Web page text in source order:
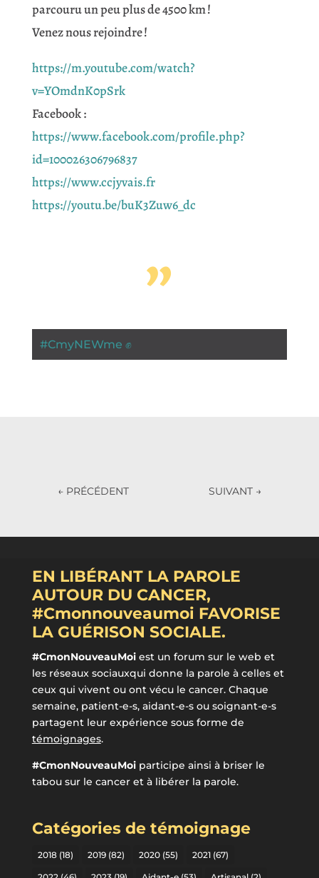
parcouru un peu plus de 4500 km !
Venez nous rejoindre !
https://m.youtube.com/watch?
v=YOmdnK0pSrk
Facebook :
https://www.facebook.com/profile.php?
id=100026306796837
https://www.ccjyvais.fr
https://youtu.be/buK3Zuw6_dc
”
#CmyNEWme ✊
← PRÉCÉDENT SUIVANT →
EN LIBÉRANT LA PAROLE
AUTOUR DU CANCER,
#Cmonnouveaumoi FAVORISE
LA GUÉRISON SOCIALE.
#CmonNouveauMoiest un forum sur le web et
les réseaux sociauxqui donne la parole à celles et
ceux qui vivent ou ont vécu le cancer. Chaque
semaine, patient-e-s, aidant-e-s ou soignant-e-s
partagent leur expérience sous forme de
témoignages.
#CmonNouveauMoiparticipe ainsi à briser le
tabou sur le cancer et à libérer la parole.
Catégories de témoignage
2018(18) 2019(82) 2020(55) 2021(67)